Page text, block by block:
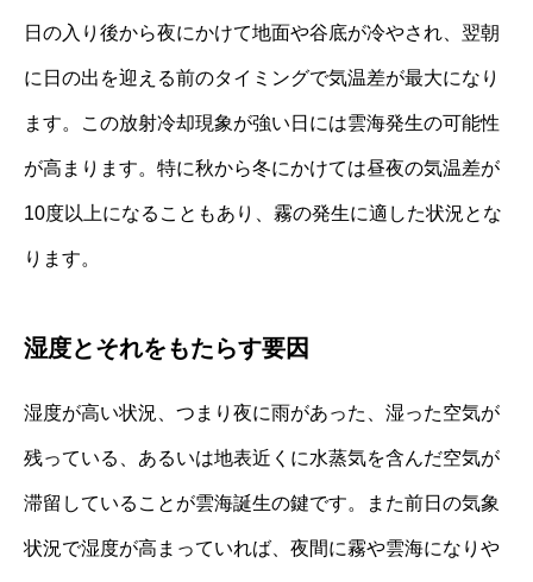
日の入り後から夜にかけて地面や谷底が冷やされ、翌朝
に日の出を迎える前のタイミングで気温差が最大になり
ます。この放射冷却現象が強い日には雲海発生の可能性
が高まります。特に秋から冬にかけては昼夜の気温差が
10度以上になることもあり、霧の発生に適した状況とな
ります。
湿度とそれをもたらす要因
湿度が高い状況、つまり夜に雨があった、湿った空気が
残っている、あるいは地表近くに水蒸気を含んだ空気が
滞留していることが雲海誕生の鍵です。また前日の気象
状況で湿度が高まっていれば、夜間に霧や雲海になりや